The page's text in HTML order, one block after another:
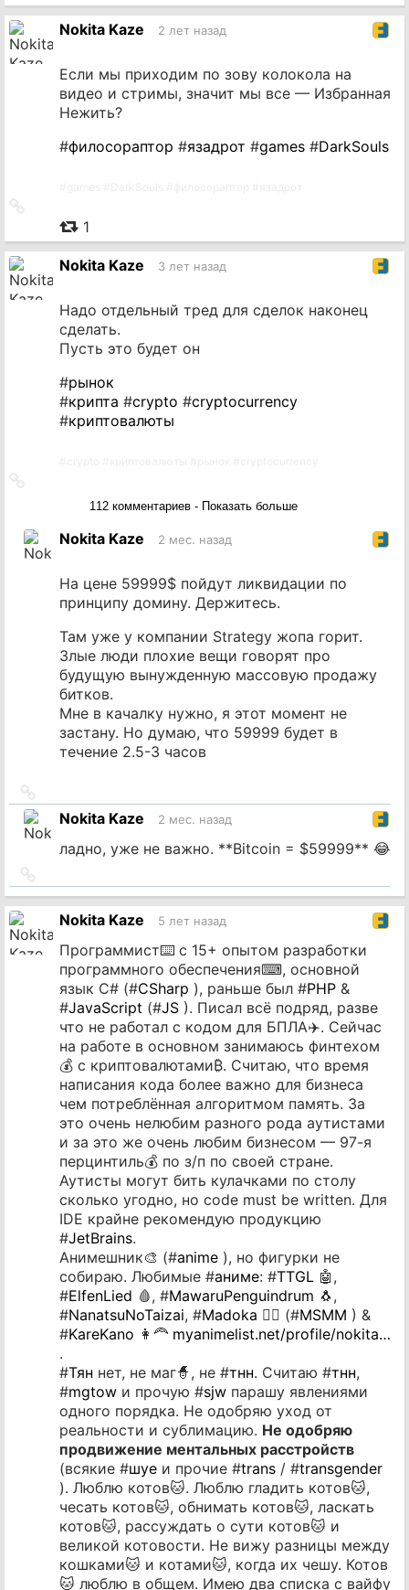
на
источникNokita Kaze 2 лет назад
Если мы приходим по зову колокола на
видео и стримы, значит мы все — Избранная
Нежить?
#филосораптор #язадрот #games #DarkSouls
источник
1
Nokita Kaze 3 лет назад
Надо отдельный тред для сделок наконец
сделать.
Пусть это будет он
#рынок
#крипта #crypto #cryptocurrency
#криптовалюты
112 комментариев - Показать больше
Nokita Kaze 2 мес. назад
На цене 59999$ пойдут ликвидации по
принципу домину. Держитесь.
Там уже у компании Strategy жопа горит.
Злые люди плохие вещи говорят про
будущую вынужденную массовую продажу
битков.
Мне в качалку нужно, я этот момент не
застану. Но думаю, что 59999 будет в
течение 2.5-3 часов
на
источник
Nokita Kaze 2 мес. назад
ладно, уже не важно. **Bitcoin = $59999** 😂
на
источник
Nokita Kaze 5 лет назад
Программист⌨️ с 15+ опытом разработки
программного обеспечения⌨, основной
язык C# (#CSharp ), раньше был #PHP &
#JavaScript (#JS ). Писал всё подряд, разве
что не работал с кодом для БПЛА✈️. Сейчас
на работе в основном занимаюсь финтехом
💰 с криптовалютами₿. Считаю, что время
написания кода более важно для бизнеса
чем потреблённая алгоритмом память. За
это очень нелюбим разного рода аутистами
и за это же очень любим бизнесом — 97-я
перцинтиль💰 по з/п по своей стране.
Аутисты могут бить кулачками по столу
сколько угодно, но code must be written. Для
IDE крайне рекомендую продукцию
#JetBrains.
Анимешник🎨 (#anime ), но фигурки не
собираю. Любимые #аниме: #TTGL 🤖,
#ElfenLied 🩸, #MawaruPenguindrum 🐧,
#NanatsuNoTaizai, #Madoka 🧙‍♂️ (#MSMM ) &
#KareKano 👩‍🦰 myanimelist.net/profile/nokita…
.
#Тян нет, не маг🧙, не #тнн. Считаю #тнн,
#mgtow и прочую #sjw парашу явлениями
одного порядка. Не одобряю уход от
реальности и сублимацию. Не одобряю
продвижение ментальных расстройств
(всякие #шуе и прочие #trans / #transgender
). Люблю котов🐱. Люблю гладить котов🐱,
чесать котов🐱, обнимать котов🐱, ласкать
котов🐱, рассуждать о сути котов🐱 и
великой котовости. Не вижу разницы между
кошками🐱 и котами🐱, когда их чешу. Котов
🐱 люблю в общем. Имею два списка с вайфу